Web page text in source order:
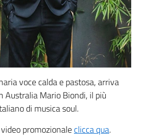
voce calda e pastosa, arriva
Australia Mario Biondi, il più
di musica soul.
promozionaleclicca qua.